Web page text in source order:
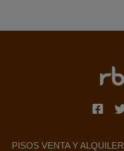
PISOS VENTA Y ALQUILER